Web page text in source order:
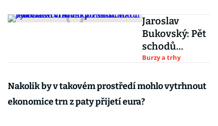
Jaroslav
Bukovský: Pět
schodů
k bohatství
sedmnácti
letech se
Burzy a trhy
Nakolik by v takovém prostředí mohlo vytrhnout
ekonomice trn z paty přijetí eura?